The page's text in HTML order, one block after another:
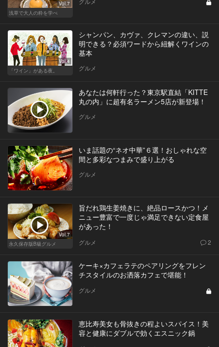
Vol.7
浅草で大人の粋を学べ
Vol.4
「ワイン」がある夜。
シャンパン、カヴァ、クレマンの違い、説
明できる？必須ワードから紐解くワインの
基本
グルメ
あなたは何軒行った？東京駅直結「KITTE
丸の内」に超有名ラーメン5店が新登場！
グルメ
いま話題の“ネオ中華”６選！おしゃれな空
間と多彩なつまみで盛り上がる
グルメ
Vol.7
永久保存版B級グルメ
旨だれ鶏生姜焼きに、絶品ロースかつ！メ
ニュー豊富で一度じゃ満足できない定食屋
があった！
グルメ 2
ケーキ×カフェラテのペアリングをフレン
チスタイルのお洒落カフェで堪能！
グルメ
恵比寿美女も骨抜きの程よいスパイス！美
容と健康にダブルで効くエスニック鍋